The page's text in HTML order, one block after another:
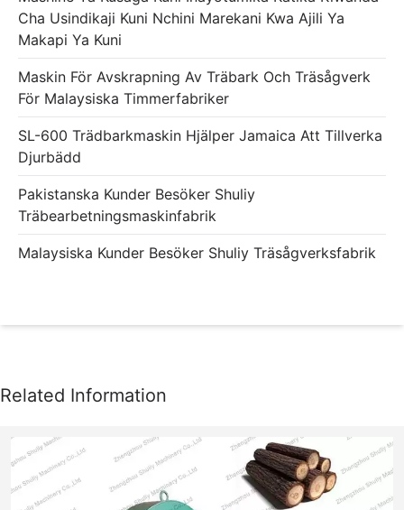
Cha Usindikaji Kuni Nchini Marekani Kwa Ajili Ya
Makapi Ya Kuni
Maskin För Avskrapning Av Träbark Och Träsågverk
För Malaysiska Timmerfabriker
SL-600 Trädbarkmaskin Hjälper Jamaica Att Tillverka
Djurbädd
Pakistanska Kunder Besöker Shuliy
Träbearbetningsmaskinfabrik
Malaysiska Kunder Besöker Shuliy Träsågverksfabrik